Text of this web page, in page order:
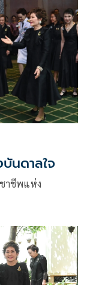
นดาลใจ
าชีพแห่ง